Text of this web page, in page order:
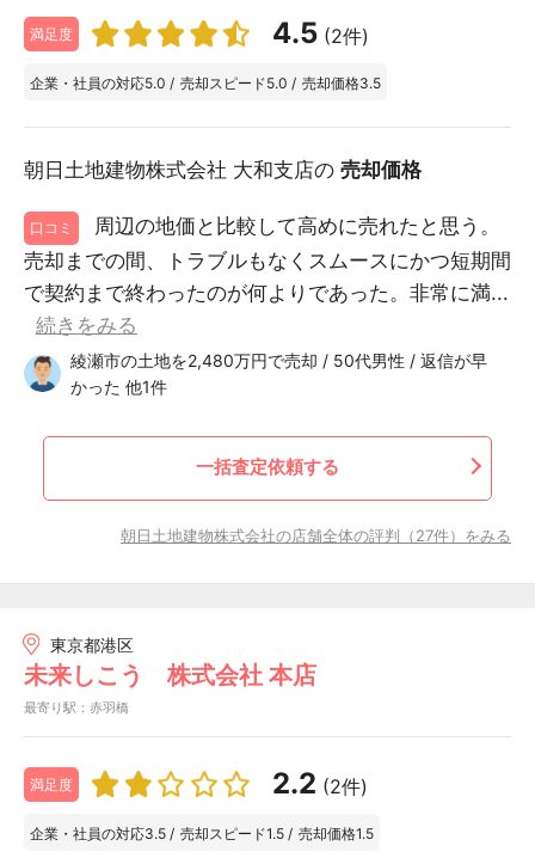
満足度 4.5 (2件)
企業・社員の対応5.0 / 売却スピード5.0 / 売却価格3.5
朝日土地建物株式会社 大和支店の 売却価格
口コミ
周辺の地価と比較して高めに売れたと思う。
売却までの間、トラブルもなくスムースにかつ短期間
で契約まで終わったのが何よりであった。非常に満...
続きをみる
綾瀬市の土地を2,480万円で売却 / 50代男性 / 返信が早
かった 他1件
一括査定依頼する
朝日土地建物株式会社の店舗全体の評判（27件）をみる
東京都港区
未来しこう 株式会社 本店
最寄り駅：赤羽橋
満足度 2.2 (2件)
企業・社員の対応3.5 / 売却スピード1.5 / 売却価格1.5